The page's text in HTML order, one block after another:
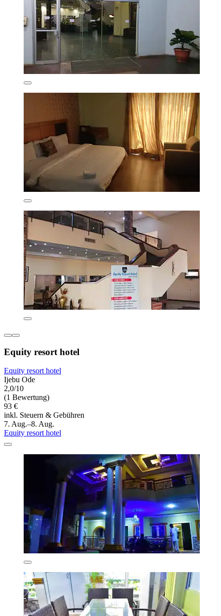
Equity resort hotel
Equity resort hotel
Ijebu Ode
2,0/10
(1 Bewertung)
93 €
inkl. Steuern & Gebühren
7. Aug.–8. Aug.
Equity resort hotel